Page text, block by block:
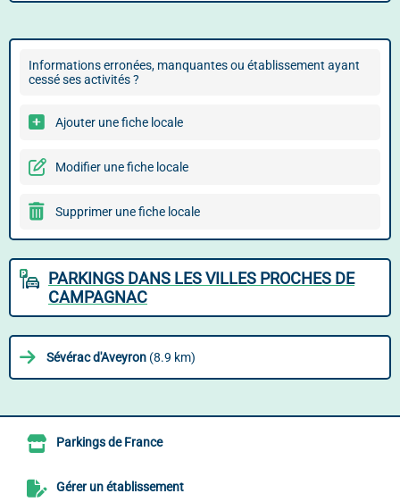
Informations erronées, manquantes ou établissement ayant
cessé ses activités ?
Ajouter une fiche locale
Modifier une fiche locale
Supprimer une fiche locale
PARKINGS DANS LES VILLES PROCHES DE
CAMPAGNAC
Sévérac d'Aveyron (8.9 km)
Parkings de France
Gérer un établissement